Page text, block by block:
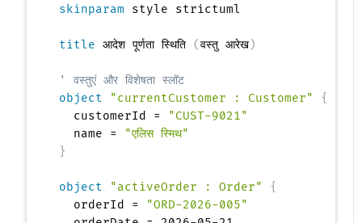
skinparam style strictuml
title आदेश पूर्णता स्थिति (वस्तु आरेख)
' वस्तुएं और विशेषता स्लॉट
object
"currentCustomer : Customer"
{
  customerId =
"CUST-9021"
  name =
"एलिस स्मिथ"
}
object "activeOrder : Order"
{
  orderId =
"ORD-2026-005"